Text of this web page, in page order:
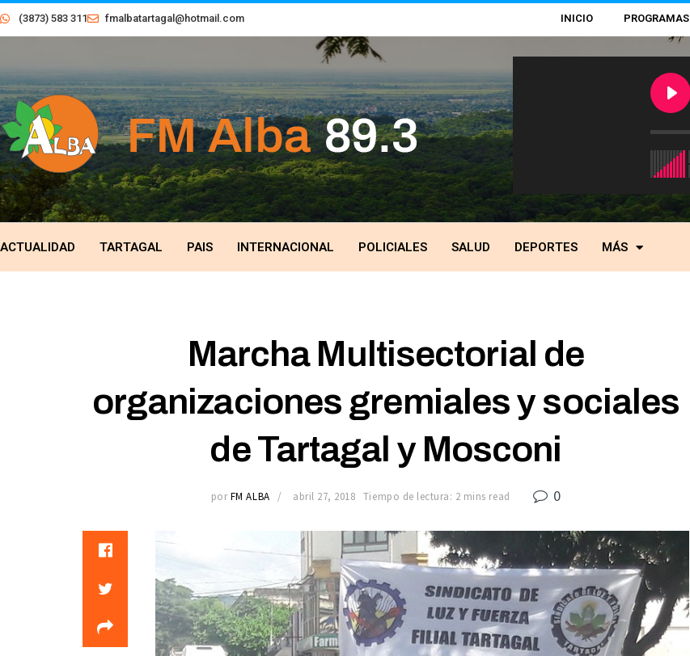
(3873) 583 311 fmalbatartagal@hotmail.com INICIO PROGRAMAS
ACTUALIDAD TARTAGAL PAIS INTERNACIONAL POLICIALES SALUD DEPORTES MÁS
Marcha Multisectorial de
organizaciones gremiales y sociales
de Tartagal y Mosconi
por FM ALBA abril 27, 2018 Tiempo de lectura: 2 mins read 0